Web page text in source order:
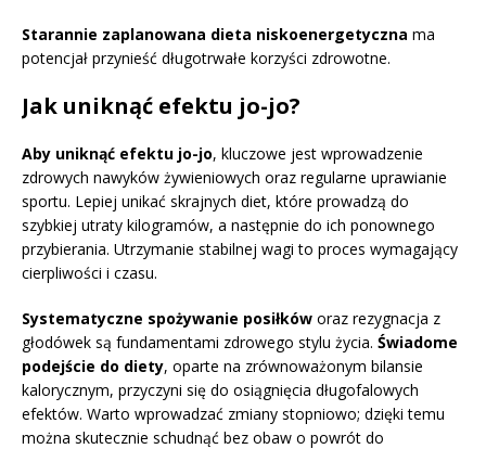
Starannie zaplanowana dieta niskoenergetyczna ma
potencjał przynieść długotrwałe korzyści zdrowotne.
Jak uniknąć efektu jo-jo?
Aby uniknąć efektu jo-jo, kluczowe jest wprowadzenie
zdrowych nawyków żywieniowych oraz regularne uprawianie
sportu. Lepiej unikać skrajnych diet, które prowadzą do
szybkiej utraty kilogramów, a następnie do ich ponownego
przybierania. Utrzymanie stabilnej wagi to proces wymagający
cierpliwości i czasu.
Systematyczne spożywanie posiłków oraz rezygnacja z
głodówek są fundamentami zdrowego stylu życia. Świadome
podejście do diety, oparte na zrównoważonym bilansie
kalorycznym, przyczyni się do osiągnięcia długofalowych
efektów. Warto wprowadzać zmiany stopniowo; dzięki temu
można skutecznie schudnąć bez obaw o powrót do